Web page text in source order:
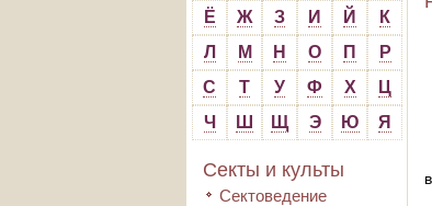
Ё
Ж З И Й
К
Л
М Н О П
Р
С
Т У Ф Х
Ц
Ч
Ш Щ Э Ю Я
Секты и культы
Сектоведение